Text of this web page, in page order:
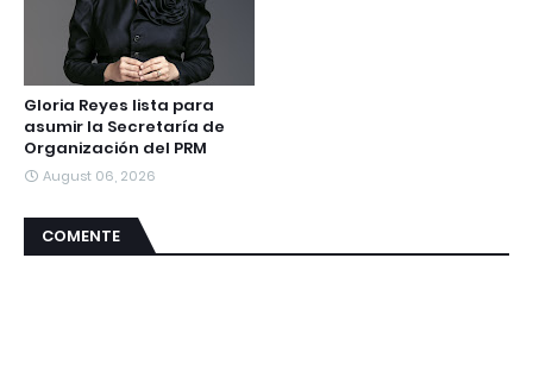
Gloria Reyes lista para
asumir la Secretaría de
Organización del PRM
August 06, 2026
COMENTE